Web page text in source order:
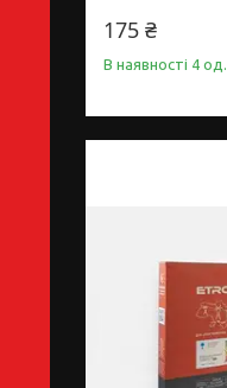
175 ₴
В наявності 4 од.